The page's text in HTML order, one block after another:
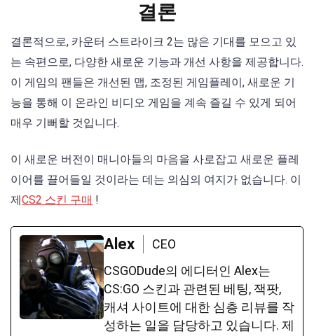
결론
결론적으로, 카운터 스트라이크 2는 많은 기대를 모으고 있
는 속편으로, 다양한 새로운 기능과 개선 사항을 제공합니다.
이 게임의 팬들은 개선된 맵, 조정된 게임플레이, 새로운 기
능을 통해 이 온라인 비디오 게임을 계속 즐길 수 있게 되어
매우 기뻐할 것입니다.
이 새로운 버전이 매니아들의 마음을 사로잡고 새로운 플레
이어를 끌어들일 것이라는 데는 의심의 여지가 없습니다. 이
제 CS2 스킨 구매 !
Alex
CEO
CSGODude의 에디터인 Alex는
CS:GO 스킨과 관련된 베팅, 잭팟,
캐셔 사이트에 대한 심층 리뷰를 작
성하는 일을 담당하고 있습니다. 제